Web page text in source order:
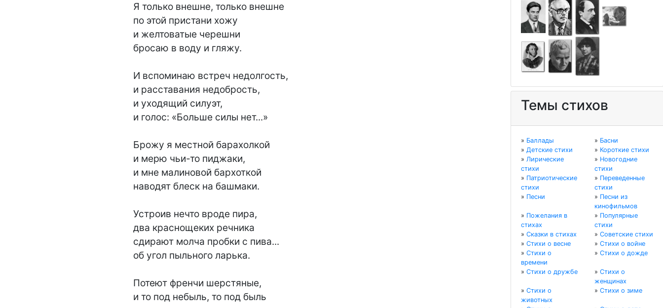
Я только внешне, только внешне
по этой пристани хожу
и желтоватые черешни
бросаю в воду и гляжу.
И вспоминаю встреч недолгость,
и расставания недобрость,
и уходящий силуэт,
и голос: «Больше силы нет...»
Брожу я местной барахолкой
и мерю чьи-то пиджаки,
и мне малиновой бархоткой
наводят блеск на башмаки.
Устроив нечто вроде пира,
два краснощеких речника
сдирают молча пробки с пива...
об угол пыльного ларька.
Потеют френчи шерстяные,
и то под небыль, то под быль
Темы стихов
» Баллады » Басни
» Детские стихи » Короткие стихи
» Лирические
стихи
» Новогодние
стихи
» Патриотические
стихи
» Переведенные
стихи
» Песни » Песни из
кинофильмов
» Пожелания в
стихах
» Популярные
стихи
» Сказки в стихах » Советские стихи
» Стихи о весне » Стихи о войне
» Стихи о
времени
» Стихи о дожде
» Стихи о дружбе » Стихи о
женщинах
» Стихи о
животных
» Стихи о зиме